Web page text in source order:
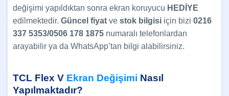
değişimi yapıldıktan sonra ekran koruyucu HEDİYE
edilmektedir. Güncel fiyat ve stok bilgisi için bizi 0216
337 5353/0506 178 1875 numaralı telefonlardan
arayabilir ya da WhatsApp’tan bilgi alabilirsiniz.
TCL Flex V Ekran Değişimi Nasıl
Yapılmaktadır?